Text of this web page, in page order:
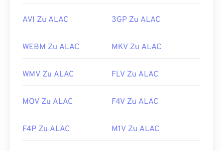
AVI Zu ALAC 3GP Zu ALAC
WEBM Zu ALAC MKV Zu ALAC
WMV Zu ALAC FLV Zu ALAC
MOV Zu ALAC F4V Zu ALAC
F4P Zu ALAC M1V Zu ALAC